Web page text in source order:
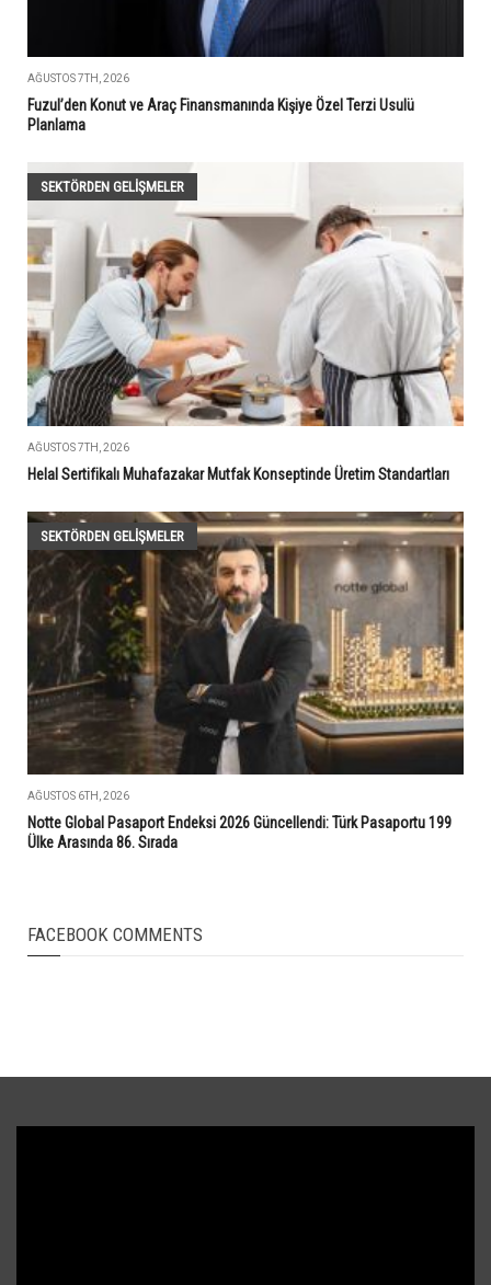
AĞUSTOS 7TH, 2026
Fuzul’den Konut ve Araç Finansmanında Kişiye Özel Terzi Usulü
Planlama
SEKTÖRDEN GELIŞMELER
AĞUSTOS 7TH, 2026
Helal Sertifikalı Muhafazakar Mutfak Konseptinde Üretim Standartları
SEKTÖRDEN GELIŞMELER
AĞUSTOS 6TH, 2026
Notte Global Pasaport Endeksi 2026 Güncellendi: Türk Pasaportu 199
Ülke Arasında 86. Sırada
FACEBOOK COMMENTS